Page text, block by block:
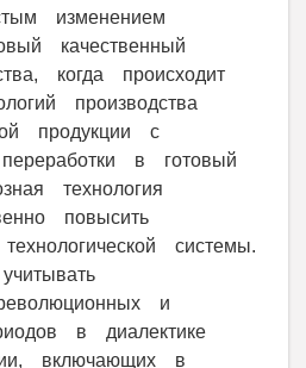
изменением
качественный
когда происходит
производства
продукции с
в готовый
технология
повысить
системы.
и
в диалектике
включающих в